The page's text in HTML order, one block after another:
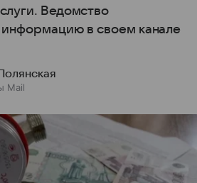
Ведомство
информацию в своем канале
Mail